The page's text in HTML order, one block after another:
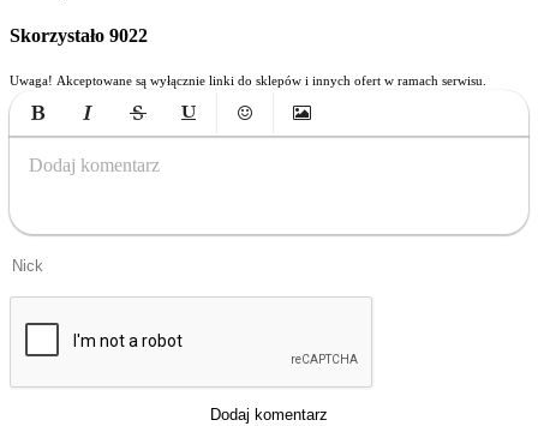
Skorzystało 9022
Uwaga! Akceptowane są wyłącznie linki do sklepów i innych ofert w ramach serwisu.
Bold Italic Strikethrough
UnderlineEmoticonsInsert Image
Dodaj komentarz
Dodaj komentarz